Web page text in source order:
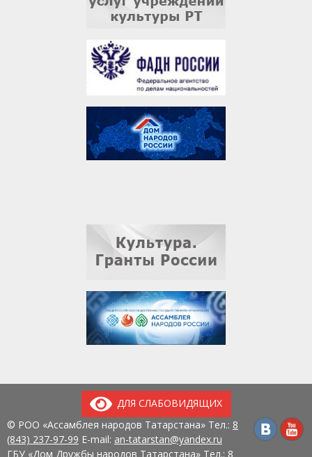
ДЛЯ СЛАБОВИДЯЩИХ
© РОО «Ассамблея народов Татарстана» Тел.: 8
(843) 237-97-99 E-mail: an-tatarstan@yandex.ru
ГБУ «Дом Дружбы народов Татарстана» Тел.: 8